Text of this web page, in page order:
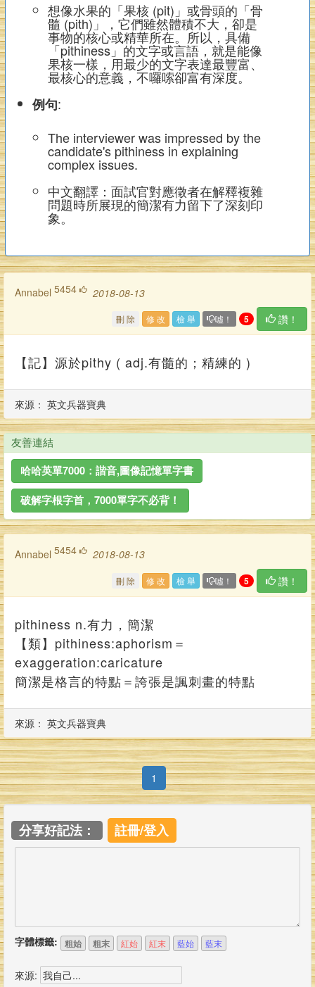
想像水果的「果核 (pit)」或骨頭的「骨
髓 (pith)」，它們雖然體積不大，卻是
事物的核心或精華所在。所以，具備
「pithiness」的文字或言語，就是能像
果核一樣，用最少的文字表達最豐富、
最核心的意義，不囉嗦卻富有深度。
例句:
The interviewer was impressed by the
candidate's pithiness in explaining
complex issues.
中文翻譯：面試官對應徵者在解釋複雜
問題時所展現的簡潔有力留下了深刻印
象。
annabel 5454 2018-08-13
刪 除 修 改 檢 舉 噓！ 5 讚！
【記】源於pithy ( adj.有髓的；精練的 )
來源： 英文兵器寶典
友善連結
哈哈英單7000：諧音,圖像記憶單字書
破解字根字首，7000單字不必背！
annabel 5454 2018-08-13
刪 除 修 改 檢 舉 噓！ 5 讚！
pithiness n.有力，簡潔
【類】pithiness:aphorism＝
exaggeration:caricature
簡潔是格言的特點＝誇張是諷刺畫的特點
來源： 英文兵器寶典
1 (current)
分享好記法： 註冊/登入
字體標籤: 粗始 粗末 紅始 紅末 藍始 藍末
來源: